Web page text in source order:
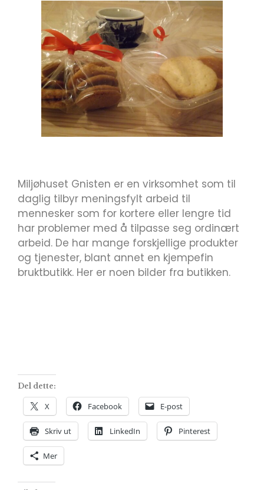
Miljøhuset Gnisten er en virksomhet som til
daglig tilbyr meningsfylt arbeid til
mennesker som for kortere eller lengre tid
har problemer med å tilpasse seg ordinært
arbeid. De har mange forskjellige produkter
og tjenester, blant annet en kjempefin
bruktbutikk. Her er noen bilder fra butikken.
Del dette:
X Facebook E-post
Skriv ut LinkedIn Pinterest
Mer